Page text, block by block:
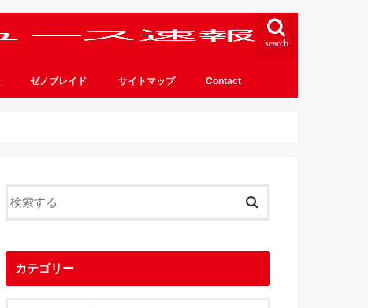
search
ゼノブレイド サイトマップ Contact
カテゴリー